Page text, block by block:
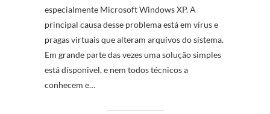
especialmente Microsoft Windows XP. A
principal causa desse problema está em vírus e
pragas virtuais que alteram arquivos do sistema.
Em grande parte das vezes uma solução simples
está dísponivel, e nem todos técnicos a
conhecem e…